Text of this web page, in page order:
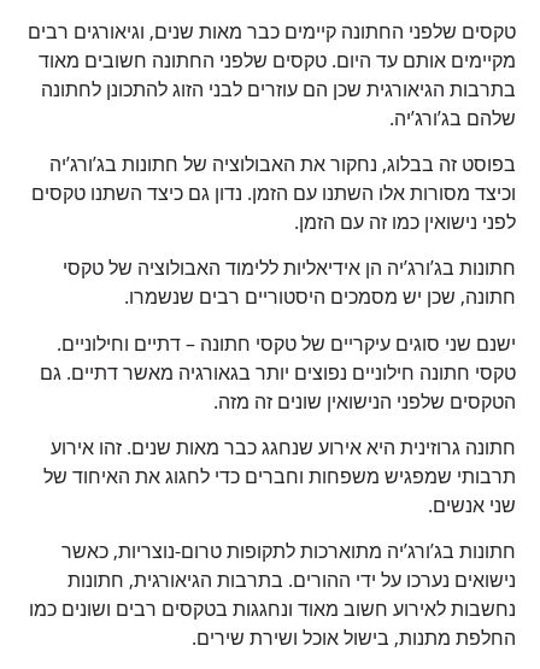
טקסים שלפני החתונה קיימים כבר מאות שנים, וגיאורגים רבים
מקיימים אותם עד היום. טקסים שלפני החתונה חשובים מאוד
בתרבות הגיאורגית שכן הם עוזרים לבני הזוג להתכונן לחתונה
שלהם בג’ורג’יה.
בפוסט זה בבלוג, נחקור את האבולוציה של חתונות בג’ורג’יה
וכיצד מסורות אלו השתנו עם הזמן. נדון גם כיצד השתנו טקסים
לפני נישואין כמו זה עם הזמן.
חתונות בג’ורג’יה הן אידיאליות ללימוד האבולוציה של טקסי
חתונה, שכן יש מסמכים היסטוריים רבים שנשמרו.
ישנם שני סוגים עיקריים של טקסי חתונה – דתיים וחילוניים.
טקסי חתונה חילוניים נפוצים יותר בגאורגיה מאשר דתיים. גם
הטקסים שלפני הנישואין שונים זה מזה.
חתונה גרוזינית היא אירוע שנחגג כבר מאות שנים. זהו אירוע
תרבותי שמפגיש משפחות וחברים כדי לחגוג את האיחוד של
שני אנשים.
חתונות בג’ורג’יה מתוארכות לתקופות טרום-נוצריות, כאשר
נישואים נערכו על ידי ההורים. בתרבות הגיאורגית, חתונות
נחשבות לאירוע חשוב מאוד ונחגגות בטקסים רבים ושונים כמו
החלפת מתנות, בישול אוכל ושירת שירים.